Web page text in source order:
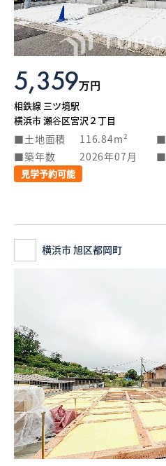
5,359万円
相鉄線 三ツ境駅
横浜市 瀬谷区宮沢２丁目
土地面積 116.84m²
築年数
2026年07月
見学予約可能
横浜市 旭区都岡町